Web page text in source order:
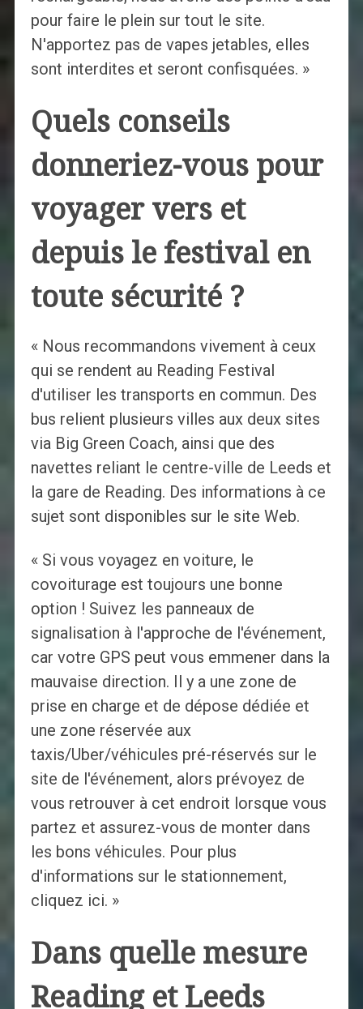
pour faire le plein sur tout le site.
N'apportez pas de vapes jetables, elles
sont interdites et seront confisquées. »
Quels conseils
donneriez-vous pour
voyager vers et
depuis le festival en
toute sécurité ?
« Nous recommandons vivement à ceux
qui se rendent au Reading Festival
d'utiliser les transports en commun. Des
bus relient plusieurs villes aux deux sites
via Big Green Coach, ainsi que des
navettes reliant le centre-ville de Leeds et
la gare de Reading. Des informations à ce
sujet sont disponibles sur le site Web.
« Si vous voyagez en voiture, le
covoiturage est toujours une bonne
option ! Suivez les panneaux de
signalisation à l'approche de l'événement,
car votre GPS peut vous emmener dans la
mauvaise direction. Il y a une zone de
prise en charge et de dépose dédiée et
une zone réservée aux
taxis/Uber/véhicules pré-réservés sur le
site de l'événement, alors prévoyez de
vous retrouver à cet endroit lorsque vous
partez et assurez-vous de monter dans
les bons véhicules. Pour plus
d'informations sur le stationnement,
cliquez ici. »
Dans quelle mesure
Reading et Leeds